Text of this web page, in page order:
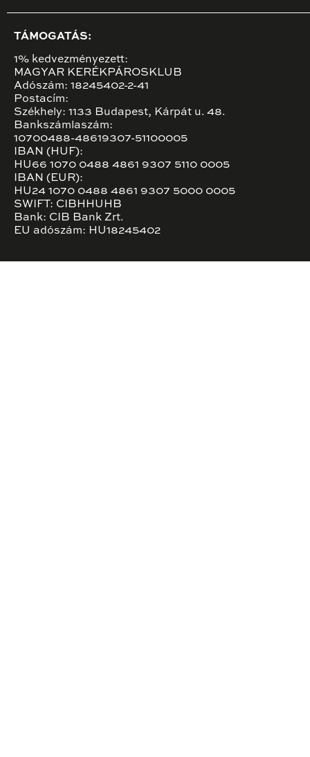
TÁMOGATÁS:
1% kedvezményezett:
MAGYAR KERÉKPÁROSKLUB
Adószám: 18245402-2-41
Postacím:
Székhely: 1133 Budapest, Kárpát u. 48.
Bankszámlaszám:
10700488-48619307-51100005
IBAN (HUF):
HU66 1070 0488 4861 9307 5110 0005
IBAN (EUR):
HU24 1070 0488 4861 9307 5000 0005
SWIFT: CIBHHUHB
Bank: CIB Bank Zrt.
EU adószám: HU18245402